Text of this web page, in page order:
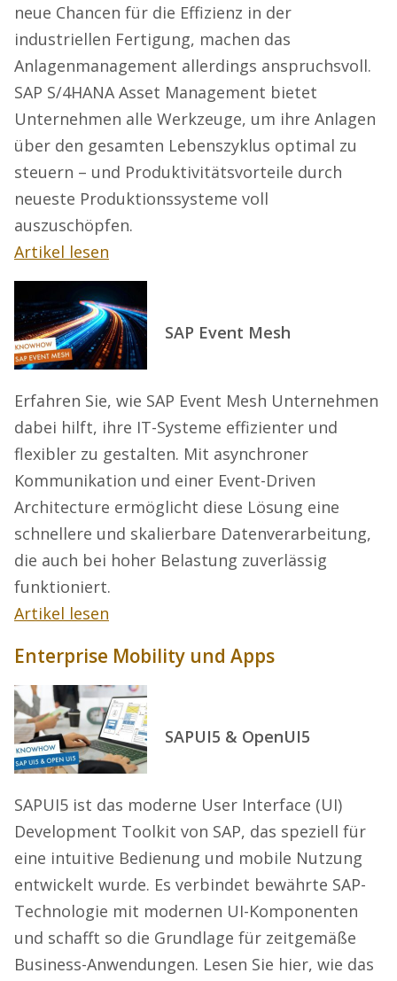
neue Chancen für die Effizienz in der
industriellen Fertigung, machen das
Anlagenmanagement allerdings anspruchsvoll.
SAP S/4HANA Asset Management bietet
Unternehmen alle Werkzeuge, um ihre Anlagen
über den gesamten Lebenszyklus optimal zu
steuern – und Produktivitätsvorteile durch
neueste Produktionssysteme voll
auszuschöpfen.
Artikel lesen
SAP Event Mesh
Erfahren Sie, wie SAP Event Mesh Unternehmen
dabei hilft, ihre IT-Systeme effizienter und
flexibler zu gestalten. Mit asynchroner
Kommunikation und einer Event-Driven
Architecture ermöglicht diese Lösung eine
schnellere und skalierbare Datenverarbeitung,
die auch bei hoher Belastung zuverlässig
funktioniert.
Artikel lesen
Enterprise Mobility und Apps
SAPUI5 & OpenUI5
SAPUI5 ist das moderne User Interface (UI)
Development Toolkit von SAP, das speziell für
eine intuitive Bedienung und mobile Nutzung
entwickelt wurde. Es verbindet bewährte SAP-
Technologie mit modernen UI-Komponenten
und schafft so die Grundlage für zeitgemäße
Business-Anwendungen. Lesen Sie hier, wie das